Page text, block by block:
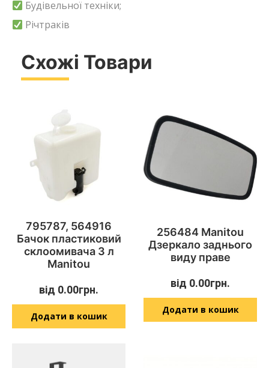
Будівельної техніки;
Річтраків
Схожі Товари
795787, 564916
Бачок пластиковий
склоомивача 3 л
Manitou
від 0.00грн.
Додати в кошик
256484 Manitou
Дзеркало заднього
виду праве
від 0.00грн.
Додати в кошик